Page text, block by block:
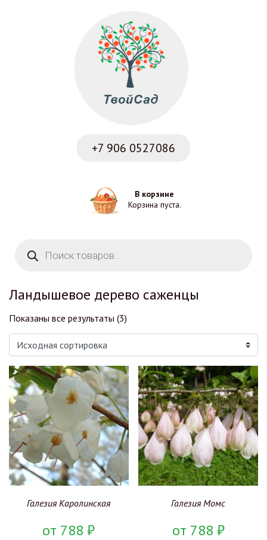
+7 906 0527086
В корзине
Корзина пуста.
Ландышевое дерево саженцы
Показаны все результаты (3)
Галезия Каролинская
от 788₽
Галезия Момс
от 788 ₽